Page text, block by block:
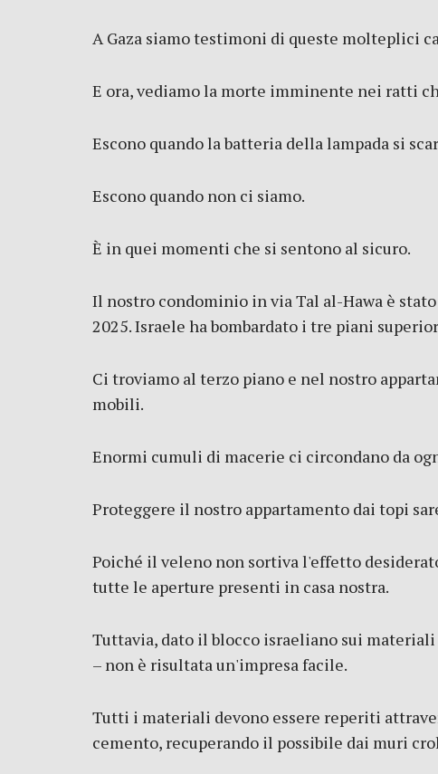
A Gaza siamo testimoni di queste molteplici
E ora, vediamo la morte imminente nei ratti
Escono quando la batteria della lampada si
Escono quando non ci siamo.
È in quei momenti che si sentono al sicuro.
Il nostro condominio in via Tal al-Hawa è
2025. Israele ha bombardato i tre piani
Ci troviamo al terzo piano e nel nostro
mobili.
Enormi cumuli di macerie ci circondano da
Proteggere il nostro appartamento dai topi
Poiché il veleno non sortiva l'effetto
tutte le aperture presenti in casa nostra.
Tuttavia, dato il blocco israeliano sui
– non è risultata un'impresa facile.
Tutti i materiali devono essere reperiti
cemento, recuperando il possibile dai muri